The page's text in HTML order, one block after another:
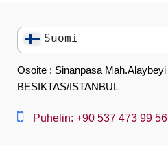
Suomi
English
العربية
中文
Osoite : Sinanpasa
BESIKTAS/ISTANBUL
Puhelin: +90 537 473 99 56